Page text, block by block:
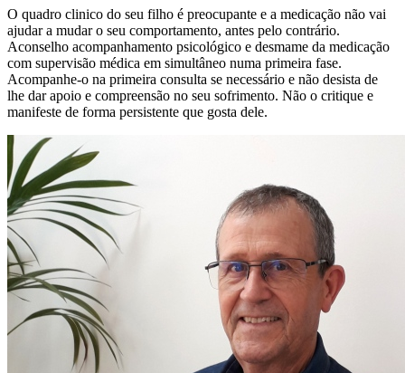
O quadro clinico do seu filho é preocupante e a medicação não vai
ajudar a mudar o seu comportamento, antes pelo contrário.
Aconselho acompanhamento psicológico e desmame da medicação
com supervisão médica em simultâneo numa primeira fase.
Acompanhe-o na primeira consulta se necessário e não desista de
lhe dar apoio e compreensão no seu sofrimento. Não o critique e
manifeste de forma persistente que gosta dele.